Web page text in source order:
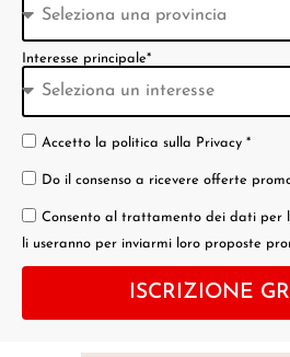
Interesse principale*
Accetto la politica sulla Privacy *
Do il consenso a ricevere offerte
Consento al trattamento dei dati per
li useranno per inviarmi loro proposte
ISCRIZIONE